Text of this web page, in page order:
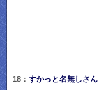
18： すかっと名無しさん